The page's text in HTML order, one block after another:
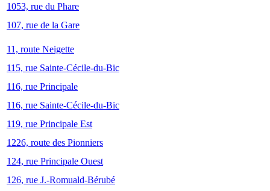
1053, rue du Phare
107, rue de la Gare
11, route Neigette
115, rue Sainte-Cécile-du-Bic
116, rue Principale
116, rue Sainte-Cécile-du-Bic
119, rue Principale Est
1226, route des Pionniers
124, rue Principale Ouest
126, rue J.-Romuald-Bérubé